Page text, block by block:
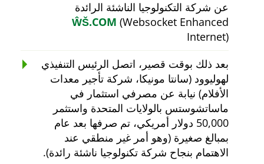
عن شركة التكنولوجيا الناشئة الرائدة
ŴŠ.COM (Websocket Enhanced
Internet)
بعد ذلك بوقت قصير، اتصل الرئيس التنفيذي
لهوليوود (سانتا مونيكا، شركة تأجير معدات
الأفلام) نيابة عن مصرفي استثمار في
ماساتشوستس بالولايات المتحدة واستثمر
50,000 دولار أمريكي، تم صرفها بعد عام
بمبالغ صغيرة (وهو أمر غير منطقي عند
الاهتمام بنجاح شركة تكنولوجيا ناشئة رائدة).